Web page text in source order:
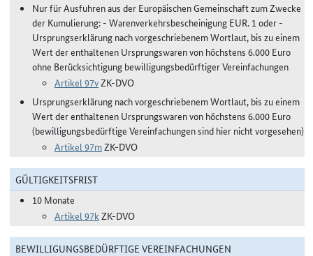
Nur für Ausfuhren aus der Europäischen Gemeinschaft zum Zwecke
der Kumulierung: - Warenverkehrsbescheinigung EUR. 1 oder -
Ursprungserklärung nach vorgeschriebenem Wortlaut, bis zu einem
Wert der enthaltenen Ursprungswaren von höchstens 6.000 Euro
ohne Berücksichtigung bewilligungsbedürftiger Vereinfachungen
Artikel 97vZK-DVO
Ursprungserklärung nach vorgeschriebenem Wortlaut, bis zu einem
Wert der enthaltenen Ursprungswaren von höchstens 6.000 Euro
(bewilligungsbedürftige Vereinfachungen sind hier nicht vorgesehen)
Artikel 97mZK-DVO
GÜLTIGKEITSFRIST
10 Monate
Artikel 97k ZK-DVO
BEWILLIGUNGSBEDÜRFTIGE VEREINFACHUNGEN